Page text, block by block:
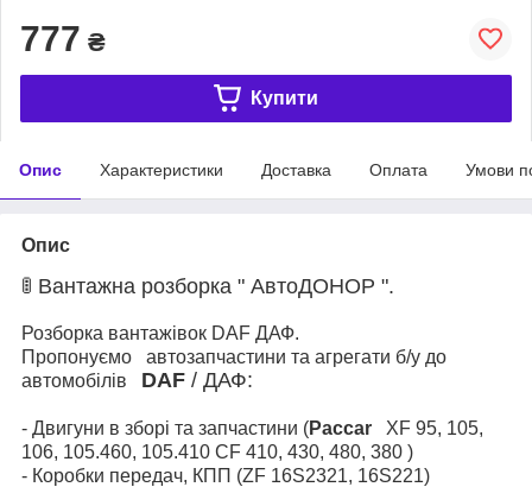
777 ₴
Купити
Опис Характеристики Доставка Оплата Умови
Опис
🚦 Вантажна розборка " АвтоДОНОР ".
Розборка вантажівок DAF ДАФ.
Пропонуємо автозапчастини та агрегати б/у до
автомобілів DAF / ДАФ:
- Двигуни в зборі та запчастини (Paccar XF 95, 105,
106, 105.460, 105.410 CF 410, 430, 480, 380 )
- Коробки передач, КПП (ZF 16S2321, 16S221)